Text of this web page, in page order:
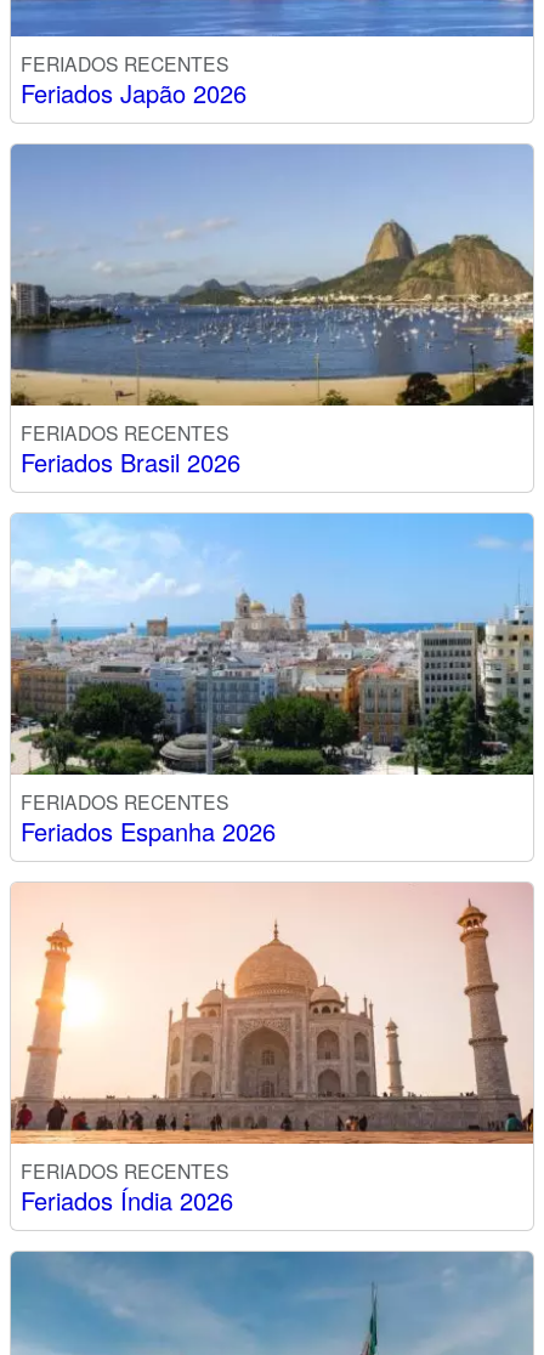
FERIADOS RECENTES
Feriados Japão 2026
FERIADOS RECENTES
Feriados Brasil 2026
FERIADOS RECENTES
Feriados Espanha 2026
FERIADOS RECENTES
Feriados Índia 2026